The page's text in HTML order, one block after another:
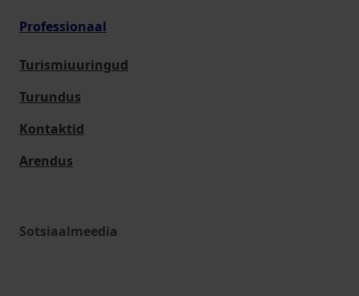
Professionaal
Turismiuuringud
Turundus
Kontaktid
Arendus
Sotsiaalmeedia